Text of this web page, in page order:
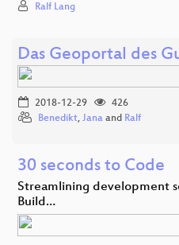
Ralf Lang
Das Geoportal des
2018-12-29
426
Benedikt, Jana and Ralf
30 seconds to Code
Streamlining development
Build…